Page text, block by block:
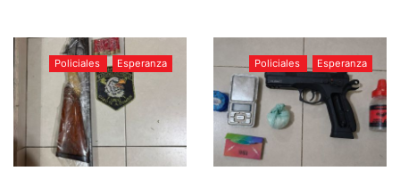
Policiales Esperanza Policiales Esperanza